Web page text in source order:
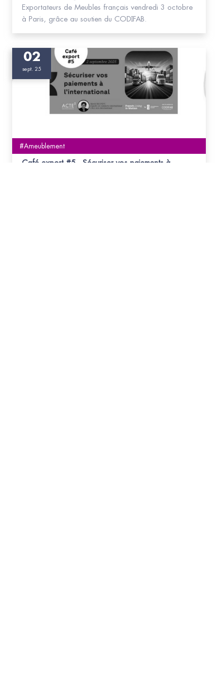
Exportateurs de Meubles français vendredi 3 octobre
à Paris, grâce au soutien du CODIFAB.
02
sept. 25
#Ameublement
Café export #5 - Sécuriser vos paiements à